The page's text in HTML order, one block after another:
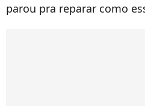
parou pra reparar como